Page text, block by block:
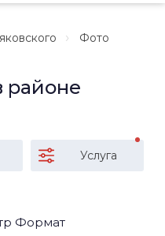
Фото
районе
Услуга
Формат